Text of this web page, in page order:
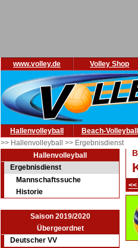
www.volley.de Volley Shop
Hallenvolleyball Beach-Volleyball
>> Hallenvolleyball >> Ergebnisdienst
Hallenvolleyball
Ergebnisdienst
Mannschaftssuche
Historie
Saison 2019/2020
Übergeordnet
Deutscher VV